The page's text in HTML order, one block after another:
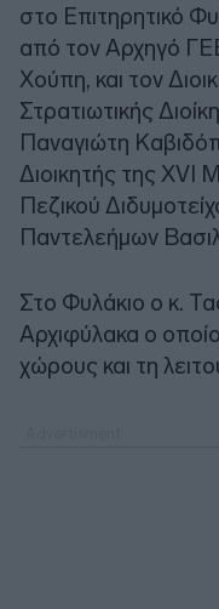
στο Επιτηρητικό
από τον Αρχηγό
Χούπη, και τον
Στρατιωτικής
Παναγιώτη
Διοικητής της XVI
Πεζικού
Παντελεήμων
Στο Φυλάκιο ο κ.
Αρχιφύλακα ο
χώρους και τη